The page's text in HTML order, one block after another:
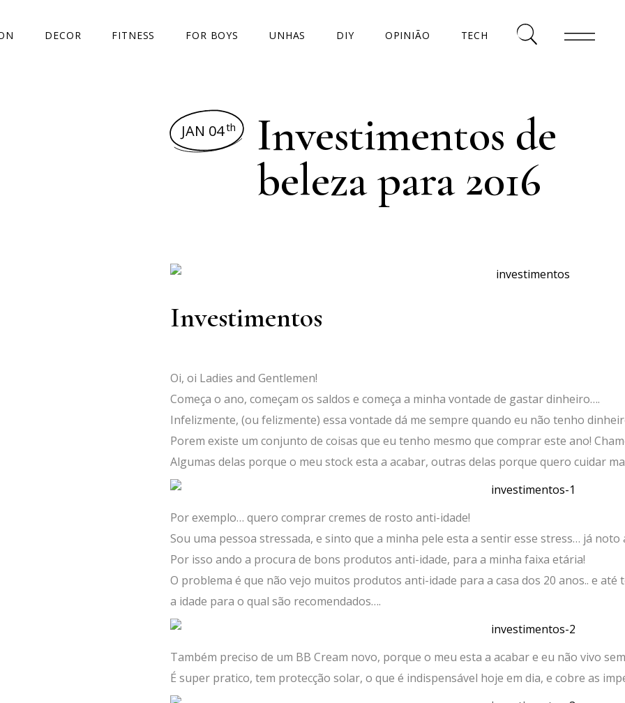
DECOR FITNESS
DESAFIO PERDA DE PESO
FITNESS FASHION
FOR BOYS UNHAS
I WANT
REVIEW
TOP5
TEMÁTICAS
DIY OPINIÃO TECH
JAN 04th
Investimentos de
beleza para 2016
Investimentos
Oi, oi Ladies and Gentlemen!
Começa o ano, começam os saldos e começa a minha vontade de gastar dinheiro….
Infelizmente, (ou felizmente) essa vontade dá me sempre quando eu não tenho
Porem existe um conjunto de coisas que eu tenho mesmo que comprar este ano!
Algumas delas porque o meu stock esta a acabar, outras delas porque quero cuidar
Por exemplo… quero comprar cremes de rosto anti-idade!
Sou uma pessoa stressada, e sinto que a minha pele esta a sentir esse stress… já
Por isso ando a procura de bons produtos anti-idade, para a minha faixa etária!
O problema é que não vejo muitos produtos anti-idade para a casa dos 20 anos.. e
a idade para o qual são recomendados….
Também preciso de um BB Cream novo, porque o meu esta a acabar e eu não vivo
É super pratico, tem protecção solar, o que é indispensável hoje em dia, e cobre as